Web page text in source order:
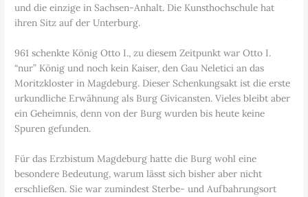
und die einzige in Sachsen-Anhalt. Die Kunsthochschule hat
ihren Sitz auf der Unterburg.
961 schenkte König Otto I., zu diesem Zeitpunkt war Otto I.
“nur” König und noch kein Kaiser, den Gau Neletici an das
Moritzkloster in Magdeburg. Dieser Schenkungsakt ist die erste
urkundliche Erwähnung als Burg Givicansten. Vieles bleibt aber
ein Geheimnis, denn von der Burg wurden bis heute keine
Spuren gefunden.
Für das Erzbistum Magdeburg hatte die Burg wohl eine
besondere Bedeutung, warum lässt sich bisher aber nicht
erschließen. Sie war zumindest Sterbe- und Aufbahrungsort